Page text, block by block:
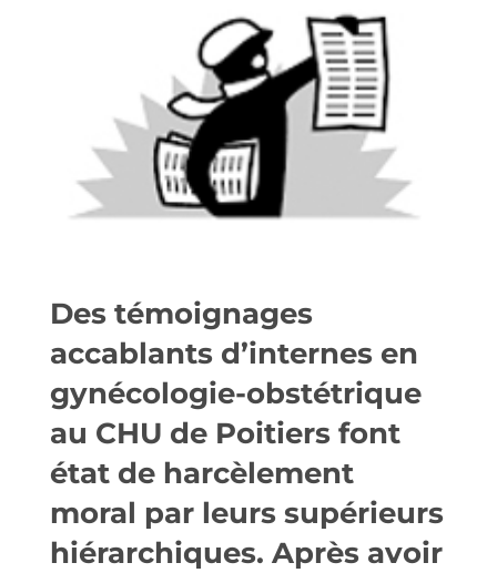
Des témoignages
accablants d’internes en
gynécologie-obstétrique
au CHU de Poitiers font
état de harcèlement
moral par leurs supérieurs
hiérarchiques. Après avoir